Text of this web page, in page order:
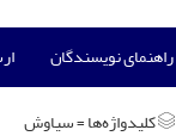
راهنمای نویسندگان
کلیدواژه‌ها =سیاوش